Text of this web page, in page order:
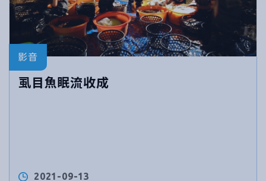
影音
虱目魚眠流收成
2021-09-13